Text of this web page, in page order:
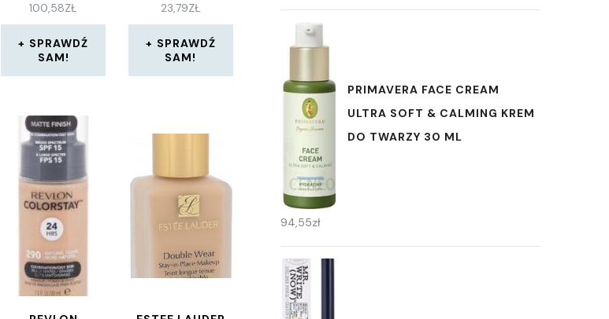
SPRAY 80ML
100,58ZŁ
SPRAWDŹ
SAM!
23,79ZŁ
SPRAWDŹ
SAM!
PRIMAVERA FACE CREAM
ULTRA SOFT & CALMING KREM
DO TWARZY 30 ML
94,55zł